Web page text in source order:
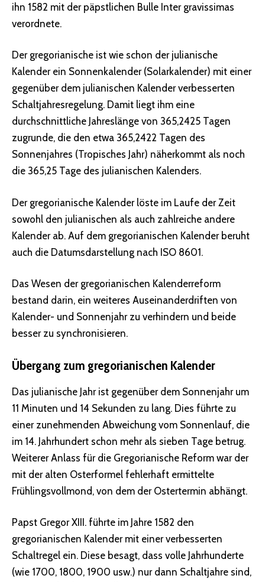
ihn 1582 mit der päpstlichen Bulle Inter gravissimas
verordnete.
Der gregorianische ist wie schon der julianische
Kalender ein Sonnenkalender (Solarkalender) mit einer
gegenüber dem julianischen Kalender verbesserten
Schaltjahresregelung. Damit liegt ihm eine
durchschnittliche Jahreslänge von 365,2425 Tagen
zugrunde, die den etwa 365,2422 Tagen des
Sonnenjahres (Tropisches Jahr) näherkommt als noch
die 365,25 Tage des julianischen Kalenders.
Der gregorianische Kalender löste im Laufe der Zeit
sowohl den julianischen als auch zahlreiche andere
Kalender ab. Auf dem gregorianischen Kalender beruht
auch die Datumsdarstellung nach ISO 8601.
Das Wesen der gregorianischen Kalenderreform
bestand darin, ein weiteres Auseinanderdriften von
Kalender- und Sonnenjahr zu verhindern und beide
besser zu synchronisieren.
Übergang zum gregorianischen Kalender
Das julianische Jahr ist gegenüber dem Sonnenjahr um
11 Minuten und 14 Sekunden zu lang. Dies führte zu
einer zunehmenden Abweichung vom Sonnenlauf, die
im 14. Jahrhundert schon mehr als sieben Tage betrug.
Weiterer Anlass für die Gregorianische Reform war der
mit der alten Osterformel fehlerhaft ermittelte
Frühlingsvollmond, von dem der Ostertermin abhängt.
Papst Gregor XIII. führte im Jahre 1582 den
gregorianischen Kalender mit einer verbesserten
Schaltregel ein. Diese besagt, dass volle Jahrhunderte
(wie 1700, 1800, 1900 usw.) nur dann Schaltjahre sind,